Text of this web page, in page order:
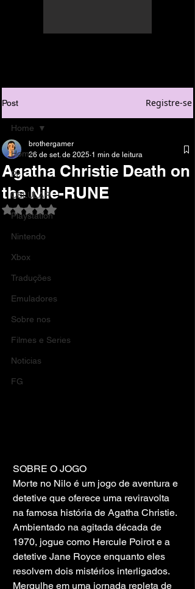
Post Registre-se
Home
Pc
CELULAR
Playstation
Nintendo
Xbox
Traduções
Emuladores
Sobre nos
Filmes e Series
Noticias
FG
Home
Agatha Christie Death on
the Nile-RUNE
brothergamer
26 de set. de 2025 1 min de leitura
Avaliado com NaN de 5 estrelas.
SOBRE O JOGO
Morte no Nilo é um jogo de aventura e
detetive que oferece uma reviravolta
na famosa história de Agatha Christie.
Ambientado na agitada década de
1970, jogue como Hercule Poirot e a
detetive Jane Royce enquanto eles
resolvem dois mistérios interligados.
Mergulhe em uma jornada repleta de